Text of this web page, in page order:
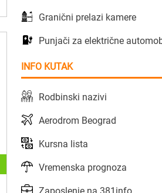
Granični prelazi kamere
Punjači za električne
INFO KUTAK
Rodbinski nazivi
Aerodrom Beograd
Kursna lista
Vremenska prognoza
Zaposlenje na 381info